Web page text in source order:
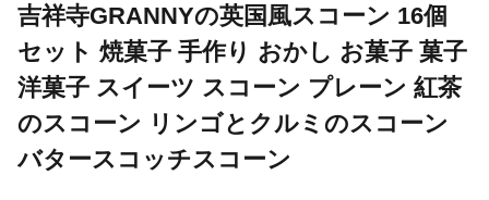
吉祥寺GRANNYの英国風スコーン 16個
セット 焼菓子 手作り おかし お菓子 菓子
洋菓子 スイーツ スコーン プレーン 紅茶
のスコーン リンゴとクルミのスコーン
バタースコッチスコーン